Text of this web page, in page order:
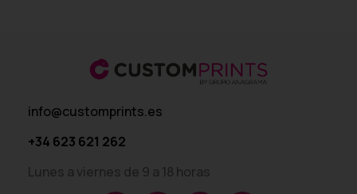
info@customprints.es
+34 623 621 262
Lunes a viernes de 9 a 18 horas